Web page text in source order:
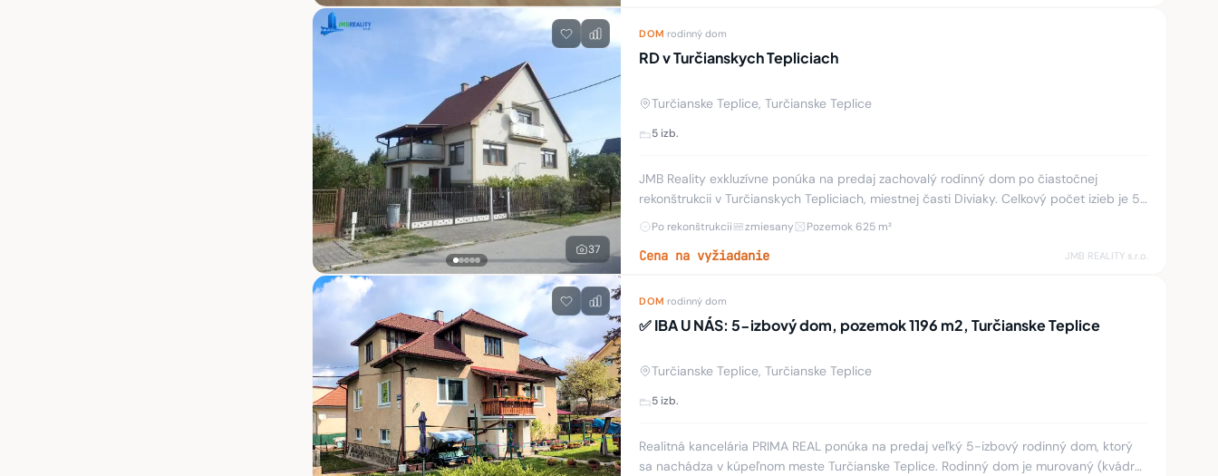
37
DOM rodinný dom
RD v Turčianskych Tepliciach
Turčianske Teplice, Turčianske Teplice
5 izb.
JMB Reality exkluzívne ponúka na predaj zachovalý rodinný dom po čiastočnej
rekonštrukcii v Turčianskych Tepliciach, miestnej časti Diviaky. Celkový počet izieb je 5,
dve kuchyne, dve kúpelne (jedna b
Po rekonštrukcii zmiesany Pozemok 625 m²
Cena na vyžiadanie JMB REALITY s.r.o.
DOM rodinný dom
✅ IBA U NÁS: 5-izbový dom, pozemok 1196 m2, Turčianske Teplice
Turčianske Teplice, Turčianske Teplice
5 izb.
Realitná kancelária PRIMA REAL ponúka na predaj veľký 5-izbový rodinný dom, ktorý
sa nachádza v kúpeľnom meste Turčianske Teplice. Rodinný dom je murovaný (kvádra,